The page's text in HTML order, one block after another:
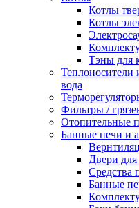
Котлы
Котлы
Тэны для
Теплоносители
вода
Фильтры /
Отопительные
Банные печи и
Двери для
Средства
Банные